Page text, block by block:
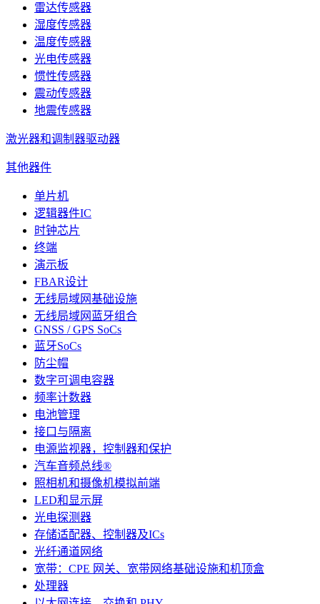
雷达传感器
湿度传感器
温度传感器
光电传感器
惯性传感器
震动传感器
地震传感器
激光器和调制器驱动器
其他器件
单片机
逻辑器件IC
时钟芯片
终端
演示板
FBAR设计
无线局域网基础设施
无线局域网蓝牙组合
GNSS / GPS SoCs
蓝牙SoCs
防尘帽
数字可调电容器
频率计数器
电池管理
接口与隔离
电源监视器，控制器和保护
汽车音频总线®
照相机和摄像机模拟前端
LED和显示屏
光电探测器
存储适配器、控制器及ICs
光纤通道网络
宽带：CPE 网关、宽带网络基础设施和机顶盒
处理器